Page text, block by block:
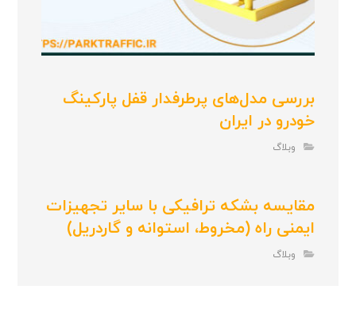
بررسی مدل‌های پرطرفدار قفل پارکینگ
خودرو در ایران
وبلاگ
مقایسه بشکه ترافیکی با سایر تجهیزات
ایمنی راه (مخروط، استوانه و گاردریل)
وبلاگ